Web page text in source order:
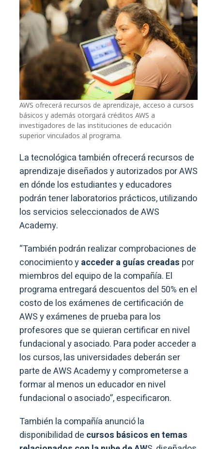
AWS ofrecerá recursos de aprendizaje, acceso a cursos
básicos y además otorgará créditos AWS a
investigadores de las instituciones de educación
superior vinculados al programa.
La tecnológica también ofrecerá recursos de
aprendizaje diseñados y autorizados por AWS
en dónde los estudiantes y educadores
podrán tener laboratorios prácticos, utilizando
los servicios seleccionados de AWS
Academy.
“También podrán realizar comprobaciones de
conocimiento yacceder a guías creadas por
miembros del equipo de la compañía. El
programa entregará descuentos del 50% en el
costo de los exámenes de certificación de
AWS y exámenes de prueba para los
profesores que se quieran certificar en nivel
fundacional y asociado. Para poder acceder a
los cursos, las universidades deberán ser
parte de AWS Academy y comprometerse a
formar al menos un educador en nivel
fundacional o asociado”, especificaron.
También la compañía anunció la
disponibilidad de cursos básicos en temas